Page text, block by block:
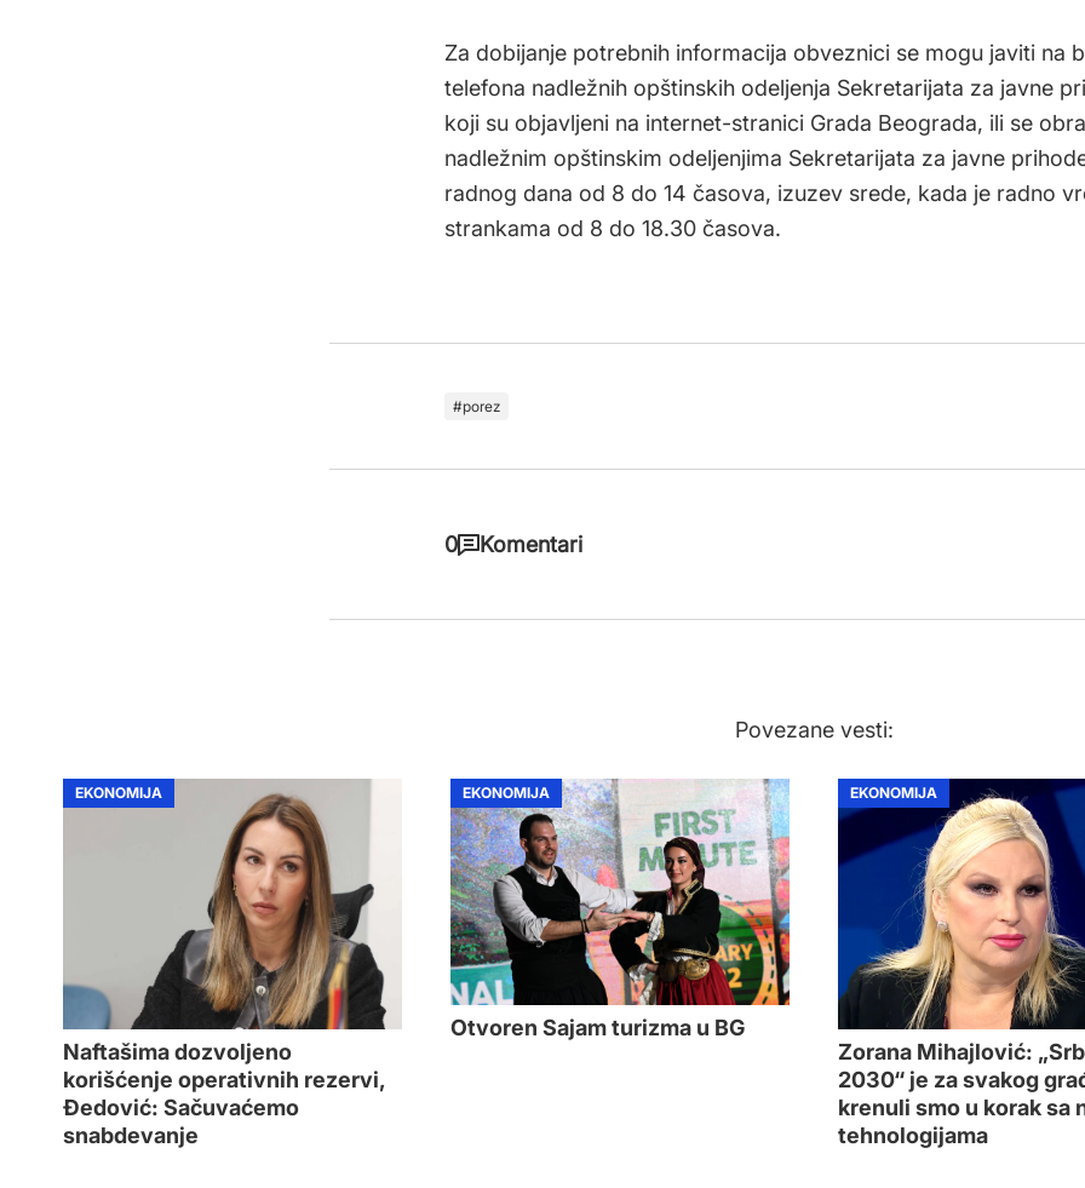
Za dobijanje potrebnih informacija obveznici se mogu javiti na
telefona nadležnih opštinskih odeljenja Sekretarijata za javne
koji su objavljeni na internet-stranici Grada Beograda, ili se
nadležnim opštinskim odeljenjima Sekretarijata za javne
radnog dana od 8 do 14 časova, izuzev srede, kada je radno
strankama od 8 do 18.30 časova.
porez
0 Komentari
Povezane vesti:
EKONOMIJA
Naftašima dozvoljeno
korišćenje operativnih rezervi,
Đedović: Sačuvaćemo
snabdevanje
EKONOMIJA
Otvoren Sajam turizma u BG
EKONOMIJA
Zorana Mihajlović:
2030“ je za svakog
krenuli smo u korak sa
tehnologijama